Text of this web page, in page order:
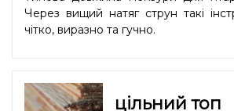
Через вищий натяг струн такі
чітко, виразно та гучно.
цільний топ